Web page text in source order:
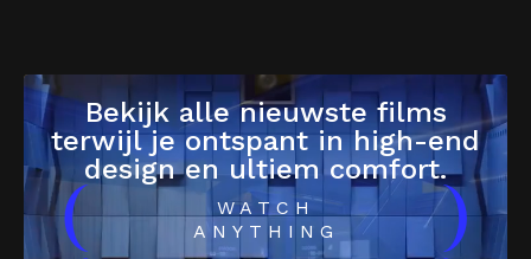
Bekijk alle nieuwste films
terwijl je ontspant in high-end
design en ultiem comfort.
(
WATCH
ANYTHING
)